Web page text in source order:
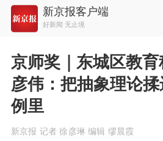
新京报客户端
好新闻 无止境
京师奖｜东城区教
彦伟：把抽象理论
例里
新京报 记者 徐彦琳 编辑 缪晨霞